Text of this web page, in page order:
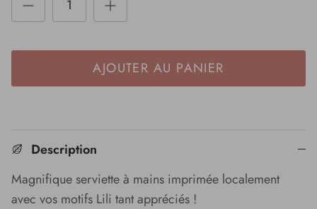
AJOUTER AU PANIER
Description
Magnifique serviette à mains imprimée localement
avec vos motifs Lili tant appréciés !